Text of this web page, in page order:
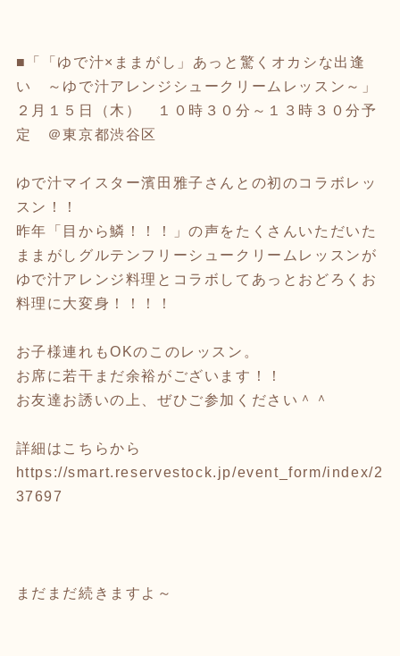
■「「ゆで汁×ままがし」あっと驚くオカシな出逢
い ～ゆで汁アレンジシュークリームレッスン～」
２月１５日（木） １０時３０分～１３時３０分予
定 ＠東京都渋谷区
ゆで汁マイスター濱田雅子さんとの初のコラボレッ
スン！！
昨年「目から鱗！！！」の声をたくさんいただいた
ままがしグルテンフリーシュークリームレッスンが
ゆで汁アレンジ料理とコラボしてあっとおどろくお
料理に大変身！！！！
お子様連れもOKのこのレッスン。
お席に若干まだ余裕がございます！！
お友達お誘いの上、ぜひご参加ください＾＾
詳細はこちらから
https://smart.reservestock.jp/event_form/index/2
37697
まだまだ続きますよ～